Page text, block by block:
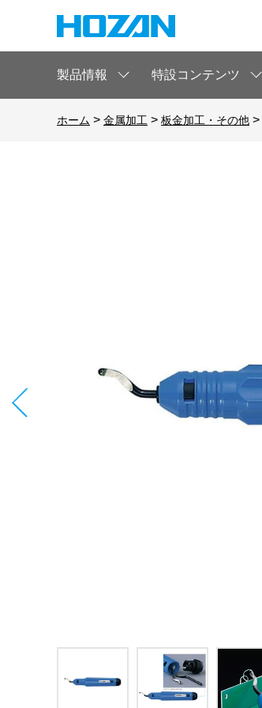
製品情報 特設コンテンツ
ホーム > 金属加工 > 板金加工・その他 >